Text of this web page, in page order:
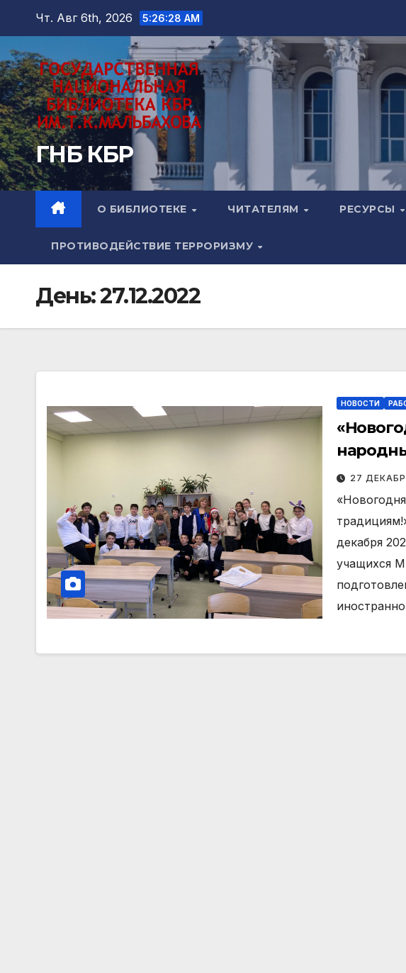
Перейти
содержимому
Чт. Авг 6th, 2026 5:26:29 AM
ГНБ КБР
О БИБЛИОТЕКЕ ЧИТАТЕЛЯМ РЕСУРСЫ
ПРОТИВОДЕЙСТВИЕ ТЕРРОРИЗМУ
День:27.12.2022
НОВОСТИ
27
декабря
учащихся